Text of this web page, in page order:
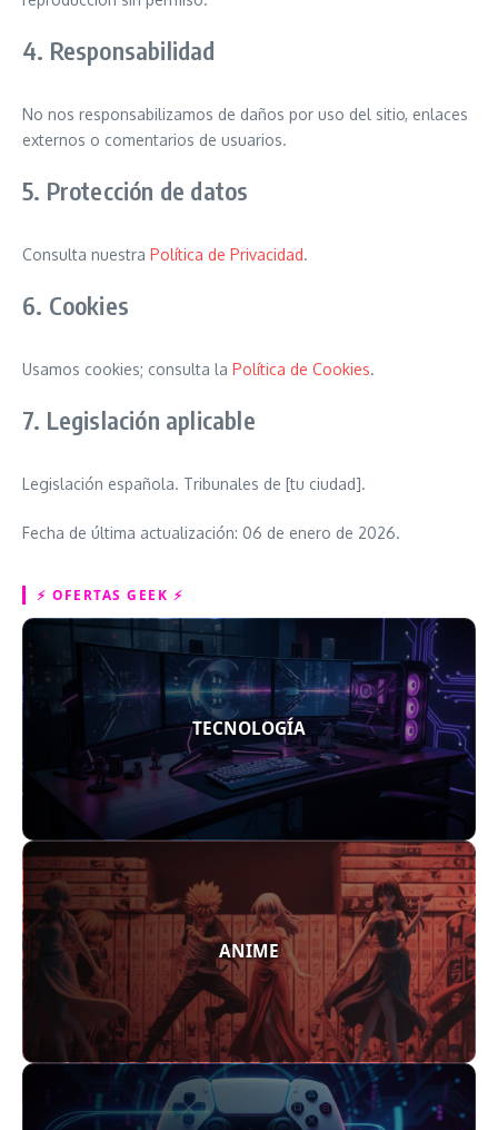
4. Responsabilidad
No nos responsabilizamos de daños por uso del sitio, enlaces
externos o comentarios de usuarios.
5. Protección de datos
Consulta nuestra Política de Privacidad.
6. Cookies
Usamos cookies; consulta la Política de Cookies.
7. Legislación aplicable
Legislación española. Tribunales de [tu ciudad].
Fecha de última actualización: 06 de enero de 2026.
⚡ OFERTAS GEEK ⚡
TECNOLOGÍA
ANIME